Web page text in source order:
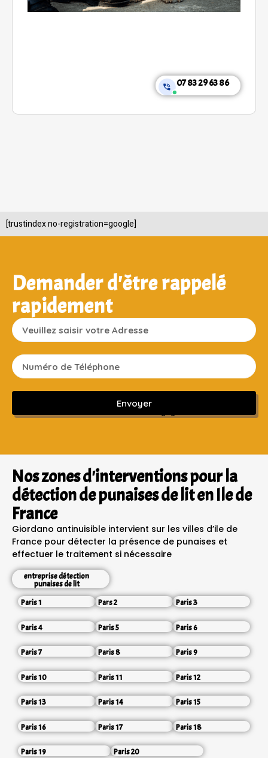
07 83 29 63 86
[trustindex no-registration=google]
Demander d'être rappelé
rapidement
Envoyer
Sans engagement ni frais cachés
Nos zones d'interventions pour la
détection de punaises de lit en Ile de
France
Giordano antinuisible intervient sur les villes d’ile de
France pour détecter la présence de punaises et
effectuer le traitement si nécessaire
entreprise détection
punaises de lit
Paris 1
Pars 2 Paris 3
Paris 4 Paris 5 Paris 6
Paris 7 Paris 8 Paris 9
Paris 10 Paris 11 Paris 12
Paris 13 Paris 14 Paris 15
Paris 16 Paris 17 Paris 18
Paris 19 Paris 20